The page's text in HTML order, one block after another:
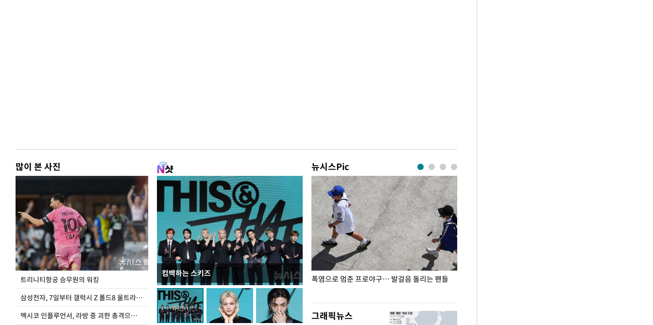
많이 본 사진
트리니티항공 승무원의 워킹
삼성전자, 7일부터 갤럭시 Z 폴드8 울트라·폴드8·플립8 출시
멕시코 인플루언서, 라방 중 괴한 총격으로 사망
컴백하는 스키즈
뉴시스Pic
입추 하루 앞둔 전남광주… 열화상 카메라에 담긴
폭염
폭염으로 멈춘 프로야구… 발걸음 돌리는 팬들
그래픽뉴스